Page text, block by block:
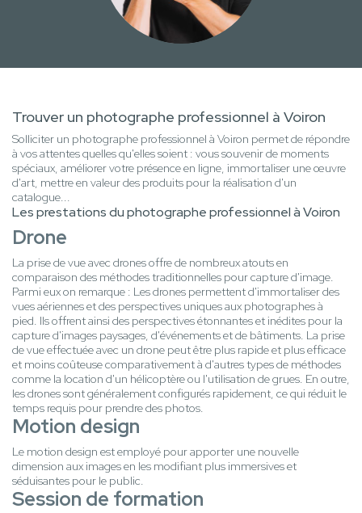
Trouver un photographe professionnel à Voiron
Solliciter un photographe professionnel à Voiron permet de répondre
à vos attentes quelles qu'elles soient : vous souvenir de moments
spéciaux, améliorer votre présence en ligne, immortaliser une œuvre
d'art, mettre en valeur des produits pour la réalisation d'un
catalogue...
Les prestations du photographe professionnel à Voiron
Drone
La prise de vue avec drones offre de nombreux atouts en
comparaison des méthodes traditionnelles pour capture d'image.
Parmi eux on remarque : Les drones permettent d'immortaliser des
vues aériennes et des perspectives uniques aux photographes à
pied. Ils offrent ainsi des perspectives étonnantes et inédites pour la
capture d'images paysages, d'événements et de bâtiments. La prise
de vue effectuée avec un drone peut être plus rapide et plus efficace
et moins coûteuse comparativement à d'autres types de méthodes
comme la location d'un hélicoptère ou l'utilisation de grues. En outre,
les drones sont généralement configurés rapidement, ce qui réduit le
temps requis pour prendre des photos.
Motion design
Le motion design est employé pour apporter une nouvelle
dimension aux images en les modifiant plus immersives et
séduisantes pour le public.
Session de formation